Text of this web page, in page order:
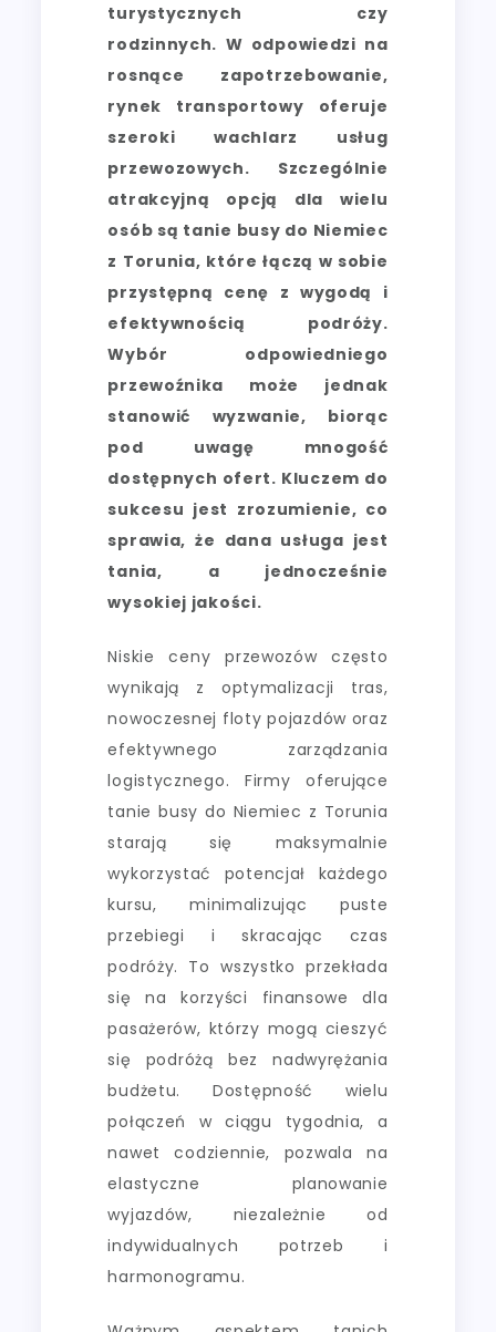
turystycznych czy
rodzinnych. W odpowiedzi na
rosnące zapotrzebowanie,
rynek transportowy oferuje
szeroki wachlarz usług
przewozowych. Szczególnie
atrakcyjną opcją dla wielu
osób są tanie busy do Niemiec
z Torunia, które łączą w sobie
przystępną cenę z wygodą i
efektywnością podróży.
Wybór odpowiedniego
przewoźnika może jednak
stanowić wyzwanie, biorąc
pod uwagę mnogość
dostępnych ofert. Kluczem do
sukcesu jest zrozumienie, co
sprawia, że dana usługa jest
tania, a jednocześnie
wysokiej jakości.
Niskie ceny przewozów często
wynikają z optymalizacji tras,
nowoczesnej floty pojazdów oraz
efektywnego zarządzania
logistycznego. Firmy oferujące
tanie busy do Niemiec z Torunia
starają się maksymalnie
wykorzystać potencjał każdego
kursu, minimalizując puste
przebiegi i skracając czas
podróży. To wszystko przekłada
się na korzyści finansowe dla
pasażerów, którzy mogą cieszyć
się podróżą bez nadwyrężania
budżetu. Dostępność wielu
połączeń w ciągu tygodnia, a
nawet codziennie, pozwala na
elastyczne planowanie
wyjazdów, niezależnie od
indywidualnych potrzeb i
harmonogramu.